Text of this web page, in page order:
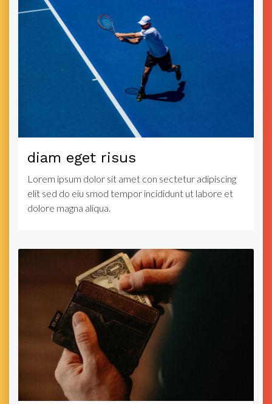
diam eget risus
Lorem ipsum dolor sit amet con sectetur adipiscing
elit sed do eiu smod tempor incididunt ut labore et
dolore magna aliqua.